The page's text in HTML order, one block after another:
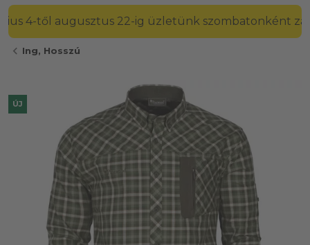
2026. július 4-től augusztus 22-ig üzletünk
chevron_left Ing, Hosszú
ÚJ